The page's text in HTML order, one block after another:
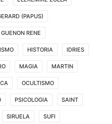
(PAPUS)
GUENON RENE
HISTORIA IDRIES
MAGIA MARTIN
OCULTISMO
PSICOLOGIA SAINT
SIRUELA SUFI